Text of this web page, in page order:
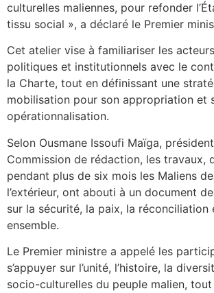
culturelles maliennes, pour refonder
tissu social », a déclaré le Premier
Cet atelier vise à familiariser les
politiques et institutionnels avec le
la Charte, tout en définissant une
mobilisation pour son appropriation et
opérationnalisation.
Selon Ousmane Issoufi Maïga,
Commission de rédaction, les travaux,
pendant plus de six mois les Maliens
l’extérieur, ont abouti à un document
sur la sécurité, la paix, la réconciliation
ensemble.
Le Premier ministre a appelé les
s’appuyer sur l’unité, l’histoire, la
socio-culturelles du peuple malien,